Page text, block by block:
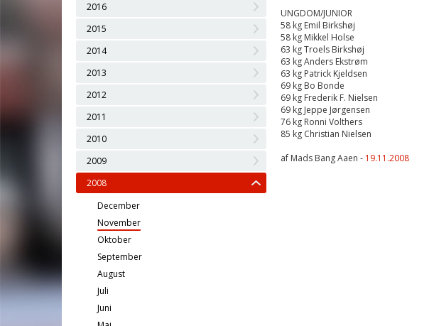
2016
2015
2014
2013
2012
2011
2010
2009
2008
December
November
Oktober
September
August
Juli
Juni
UNGDOM/JUNIOR
58 kg Emil Birkshøj
58 kg Mikkel Holse
63 kg Troels Birkshøj
63 kg Anders Ekstrøm
63 kg Patrick Kjeldsen
69 kg Bo Bonde
69 kg Frederik F. Nielsen
69 kg Jeppe Jørgensen
76 kg Ronni Volthers
85 kg Christian Nielsen
af Mads Bang Aaen - 19.11.2008